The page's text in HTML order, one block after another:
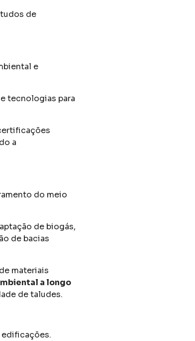
de
e
tecnologias para
a
do meio
de biogás,
de bacias
materiais
a longo
de taludes.